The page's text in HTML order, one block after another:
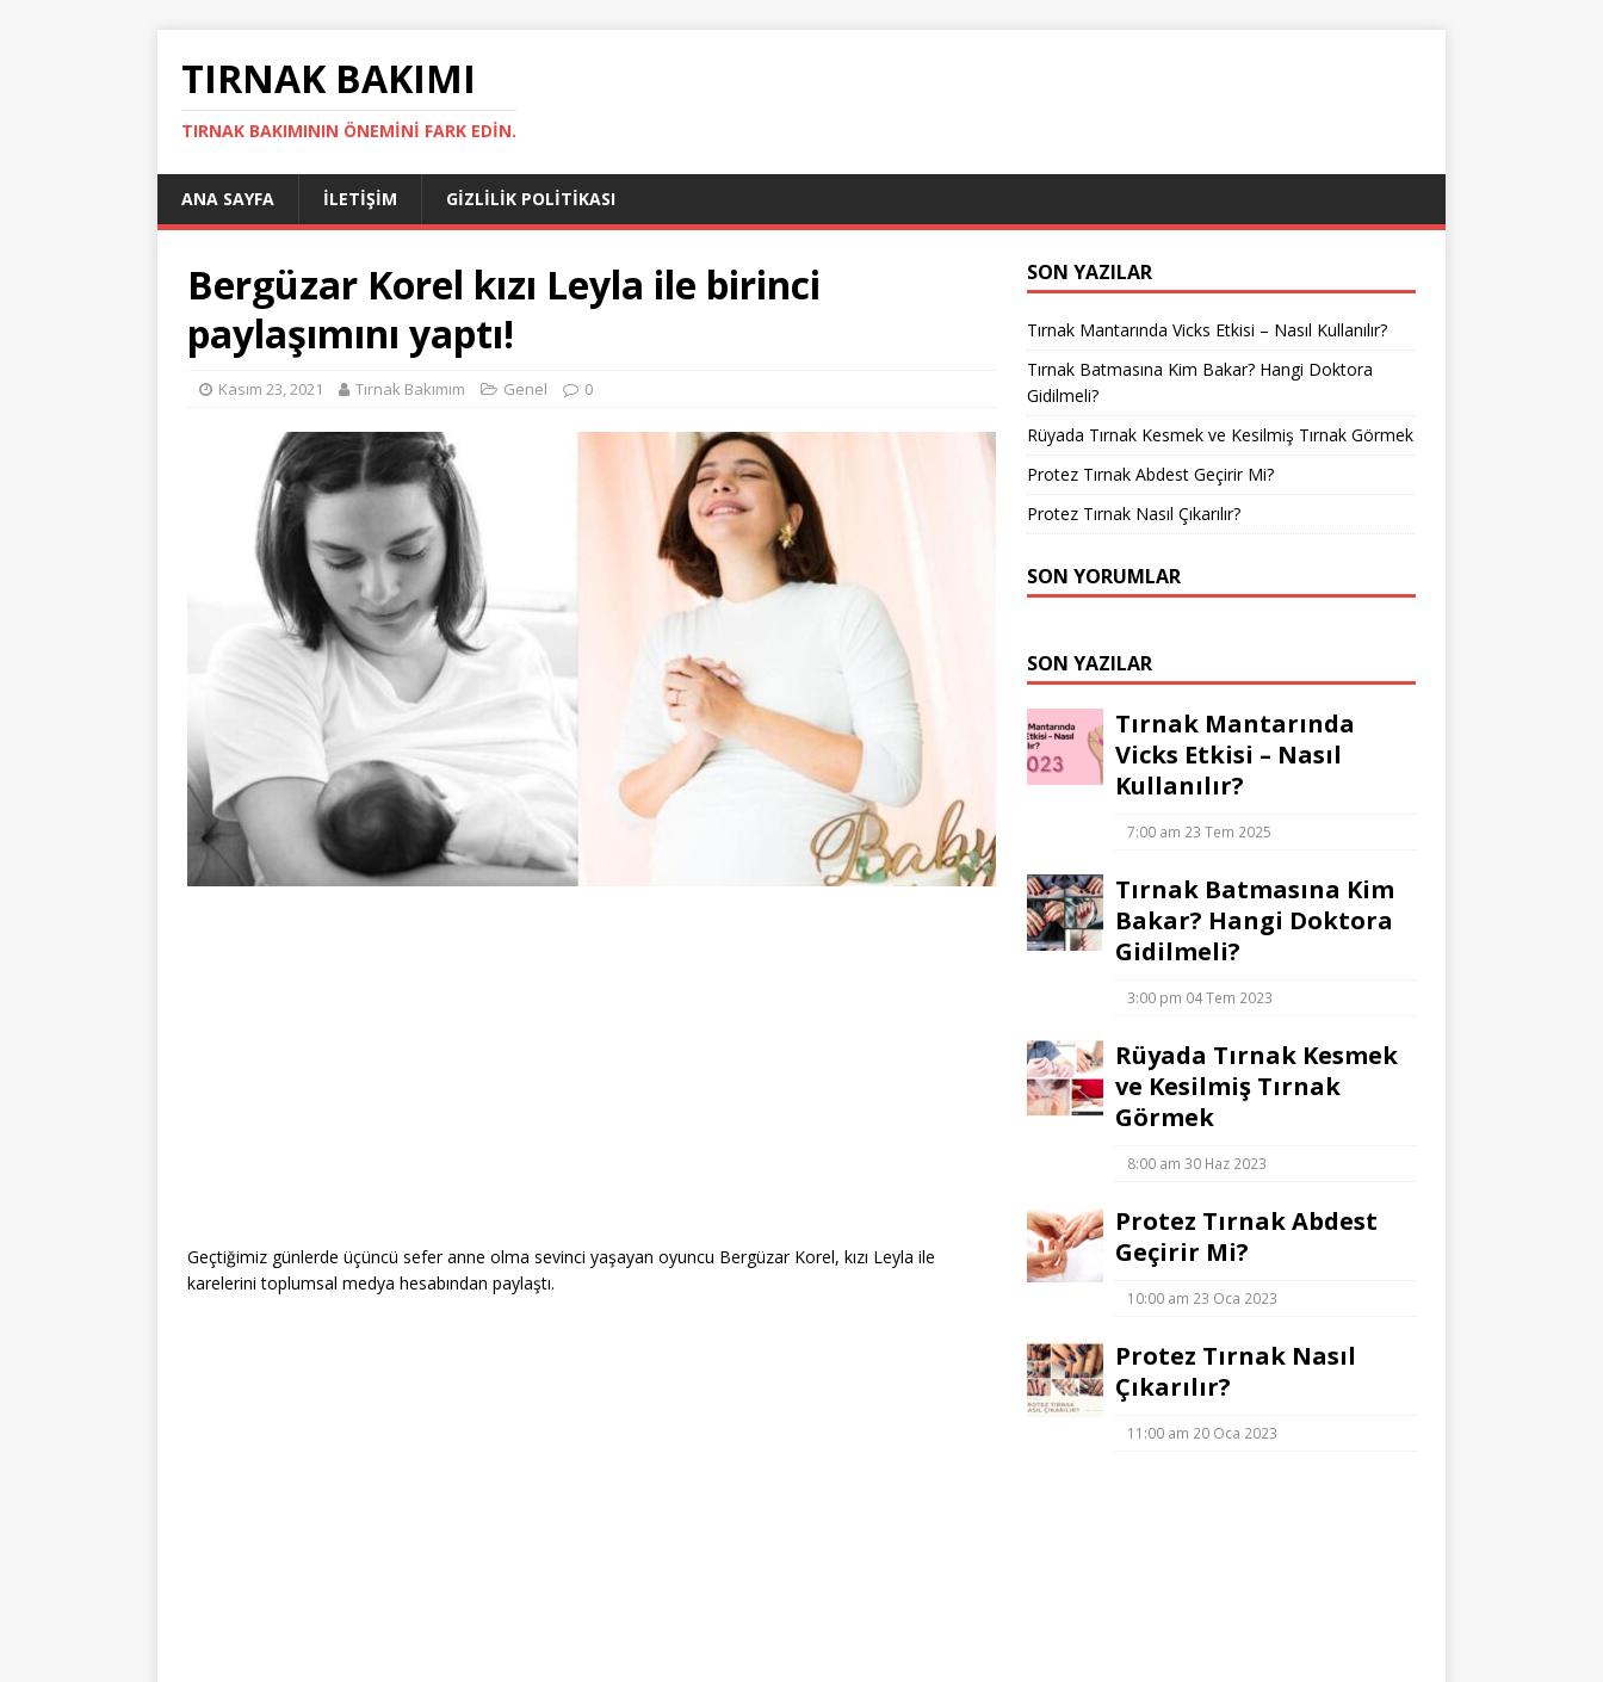
TIRNAK BAKIMI
TIRNAK BAKIMININ ÖNEMINI FARK EDIN.
ANA SAYFA İLETIŞIM GIZLILIK POLITIKASI
Bergüzar Korel kızı Leyla ile birinci
paylaşımını yaptı!
Kasım 23, 2021 Tırnak Bakımım Genel 0
Geçtiğimiz günlerde üçüncü sefer anne olma sevinci yaşayan oyuncu Bergüzar Korel, kızı Leyla ile
karelerini toplumsal medya hesabından paylaştı.
SON YAZILAR
Tırnak Mantarında Vicks Etkisi – Nasıl Kullanılır?
Tırnak Batmasına Kim Bakar? Hangi Doktora
Gidilmeli?
Rüyada Tırnak Kesmek ve Kesilmiş Tırnak Görmek
Protez Tırnak Abdest Geçirir Mi?
Protez Tırnak Nasıl Çıkarılır?
SON YORUMLAR
SON YAZILAR
Tırnak Mantarında
Vicks Etkisi – Nasıl
Kullanılır?
7:00 am 23 Tem 2025
Tırnak Batmasına Kim
Bakar? Hangi Doktora
Gidilmeli?
3:00 pm 04 Tem 2023
Rüyada Tırnak Kesmek
ve Kesilmiş Tırnak
Görmek
8:00 am 30 Haz 2023
Protez Tırnak Abdest
Geçirir Mi?
10:00 am 23 Oca 2023
Protez Tırnak Nasıl
Çıkarılır?
11:00 am 20 Oca 2023